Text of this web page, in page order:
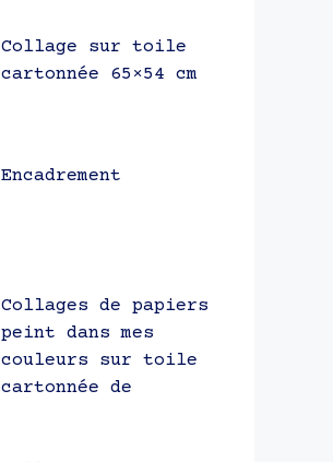
Collage sur toile
cartonnée 65×54 cm
Encadrement
Collages de papiers
peint dans mes
couleurs sur toile
cartonnée de